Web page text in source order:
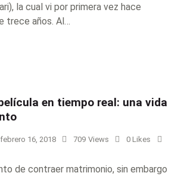
la cual vi por primera vez hace
trece años. Al…
en tiempo real: una vida
febrero 16, 2018 709 Views 0 Likes
de contraer matrimonio, sin embargo